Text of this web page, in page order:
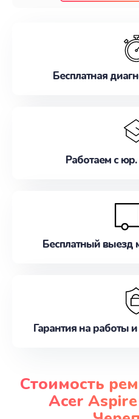
наилучшим образом. Не
Бесплатная
Работаем с
Бесплатный выезд
Гарантия на работы
Стоимость
Acer